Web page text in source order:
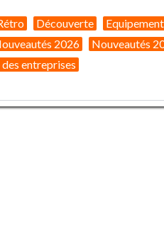
Découverte
2026
Nouveautés
entreprises